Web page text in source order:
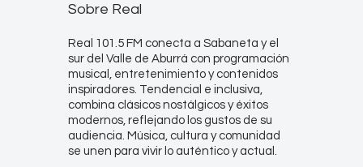
Sobre Real
Real 101.5 FM conecta a Sabaneta y el
sur del Valle de Aburrá con programación
musical, entretenimiento y contenidos
inspiradores. Tendencial e inclusiva,
combina clásicos nostálgicos y éxitos
modernos, reflejando los gustos de su
audiencia. Música, cultura y comunidad
se unen para vivir lo auténtico y actual.